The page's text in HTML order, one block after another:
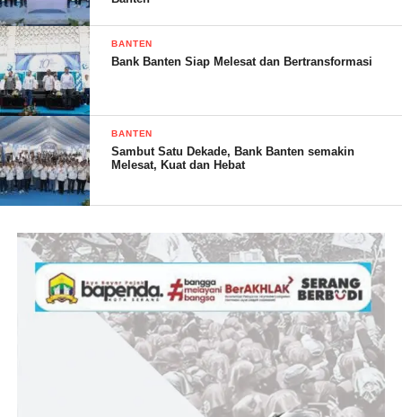
“Film ini dikemas dalam komedi yang menggelak tawa sekaligus
satir yang menyentil. Serupa kritik bagi para politikus yang
tengah berkontestasi di panggung politik. Sehingga kami
berharap, kalangan milenial dapat memaknai pemilu sebagai
peristiwa kebudayaan bukan sekedar kontestasi kekuasaan,”
pungkasnya.
(YEN/RG)
19
BANTEN
Bank Banten Siap Melesat dan Bertransformasi
BANTEN
Sambut Satu Dekade, Bank Banten semakin
Melesat, Kuat dan Hebat